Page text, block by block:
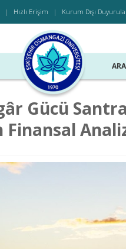
Hızlı Erişim Kurum Dışı
Gücü
Finansal